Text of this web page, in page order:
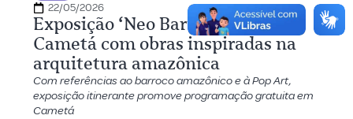
22/05/2026
Exposição ‘Neo Barroco’ chega a
Cametá com obras inspiradas na
arquitetura amazônica
Com referências ao barroco amazônico e à Pop Art,
exposição itinerante promove programação gratuita em
Cametá